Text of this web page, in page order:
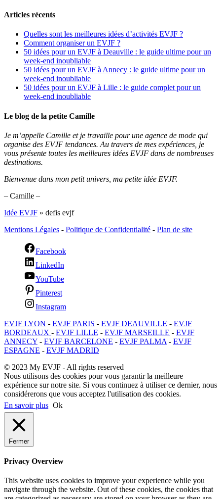
Articles récents
Quelles sont les meilleures idées d’activités EVJF ?
Comment organiser un EVJF ?
50 idées pour un EVJF à Deauville : le guide ultime pour un
week-end inoubliable
50 idées pour un EVJF à Annecy : le guide ultime pour un
week-end inoubliable
50 idées pour un EVJF à Lille : le guide complet pour un
week-end inoubliable
Le blog de la petite Camille
Je m’appelle Camille et je travaille pour une agence de mode qui
organise des EVJF tendances. Au travers de mes expériences, je
vous présente toutes les meilleures idées EVJF dans de nombreuses
destinations.
Bienvenue dans mon petit univers, ma petite idée EVJF.
– Camille –
Idée EVJF » defis evjf
Mentions Légales - Politique de Confidentialité - Plan de site
Facebook
LinkedIn
YouTube
Pinterest
Instagram
EVJF LYON - EVJF PARIS - EVJF DEAUVILLE - EVJF
BORDEAUX - EVJF LILLE - EVJF MARSEILLE - EVJF
ANNECY - EVJF BARCELONE - EVJF PALMA - EVJF
ESPAGNE - EVJF MADRID
© 2023 My EVJF - All rights reserved
Nous utilisons des cookies pour vous garantir la meilleure
expérience sur notre site. Si vous continuez à utiliser ce dernier, nous
considérerons que vous acceptez l'utilisation des cookies.
En savoir plus Ok
Fermer
Privacy Overview
This website uses cookies to improve your experience while you
navigate through the website. Out of these cookies, the cookies that